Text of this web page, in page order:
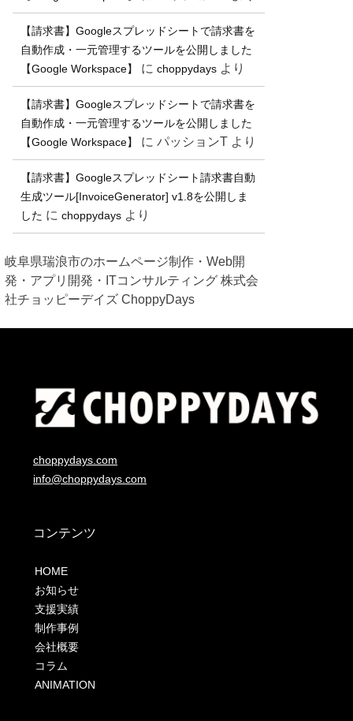
【請求書】Googleスプレッドシートで請求書を
自動作成・一元管理するツールを公開しました
【Google Workspace】
に choppydays より
【請求書】Googleスプレッドシートで請求書を
自動作成・一元管理するツールを公開しました
【Google Workspace】
に パッションT より
【請求書】Googleスプレッドシート請求書自動
生成ツール[InvoiceGenerator] v1.8を公開しま
した に choppydays より
岐阜県瑞浪市のホームページ制作・Web開
発・アプリ開発・ITコンサルティング 株式会
社チョッピーデイズ ChoppyDays
choppydays.com
info@choppydays.com
コンテンツ
HOME
お知らせ
支援実績
制作事例
会社概要
コラム
ANIMATION